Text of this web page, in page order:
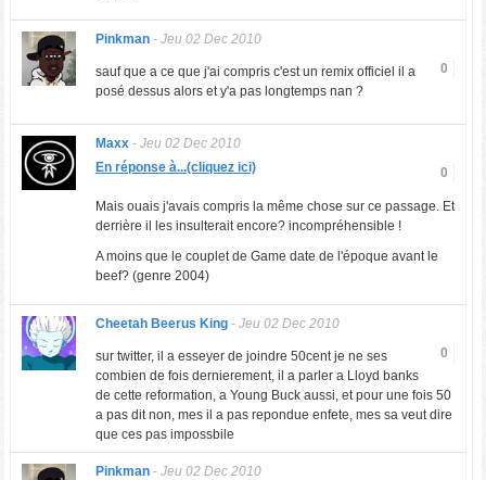
Pinkman- Jeu 02 Dec 2010
0
sauf que a ce que j'ai compris c'est un remix officiel il a
posé dessus alors et y'a pas longtemps nan ?
Maxx- Jeu 02 Dec 2010
0
En réponse à...(cliquez ici)
Mais ouais j'avais compris la même chose sur ce passage. Et
derrière il les insulterait encore? incompréhensible !
A moins que le couplet de Game date de l'époque avant le
beef? (genre 2004)
Cheetah Beerus King- Jeu 02 Dec 2010
0
sur twitter, il a esseyer de joindre 50cent je ne ses
combien de fois dernierement, il a parler a Lloyd banks
de cette reformation, a Young Buck aussi, et pour une fois 50
a pas dit non, mes il a pas repondue enfete, mes sa veut dire
que ces pas impossbile
Pinkman- Jeu 02 Dec 2010